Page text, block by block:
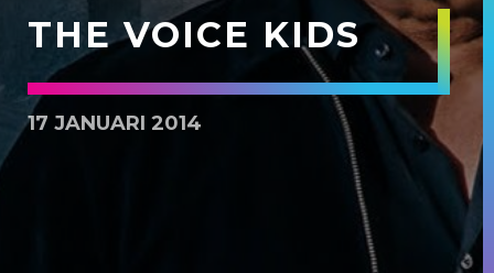
THE VOICE KIDS
17 JANUARI 2014